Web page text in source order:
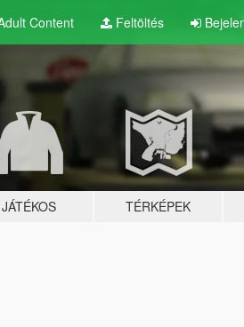
Content Feltöltés
JÁTÉKOS TÉRKÉPEK